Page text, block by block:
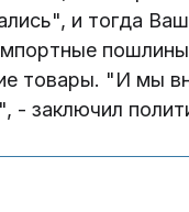
и тогда
товары. "И мы
- заключил